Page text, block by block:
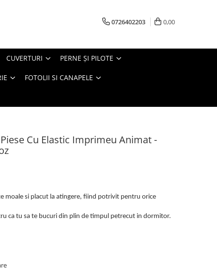
0726402203 0,00
CUVERTURI PERNE ŞI PILOTE
FOTOLII SI CANAPELE
Cu Elastic Imprimeu Animat -
moale si placut la atingere, fiind potrivit pentru orice
ca tu sa te bucuri din plin de timpul petrecut in dormitor.